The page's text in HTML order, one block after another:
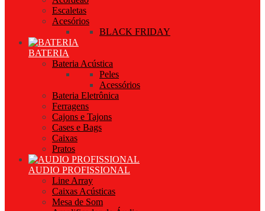
Escaletas
Acesórios
BLACK FRIDAY
BATERIA
Bateria Acústica
Peles
Acessórios
Bateria Eletrônica
Ferragens
Cajons e Tajons
Cases e Bags
Caixas
Pratos
AUDIO PROFISSIONAL
Line Array
Caixas Acústicas
Mesa de Som